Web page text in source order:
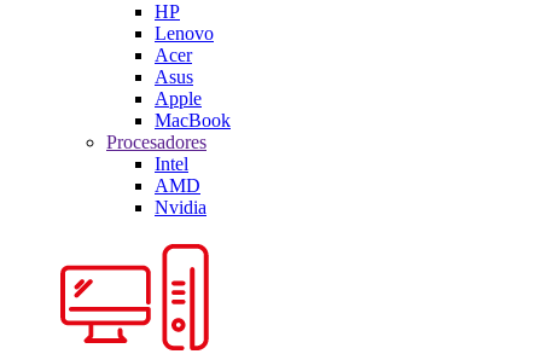
HP
Lenovo
Acer
Asus
Apple
MacBook
Procesadores
Intel
AMD
Nvidia